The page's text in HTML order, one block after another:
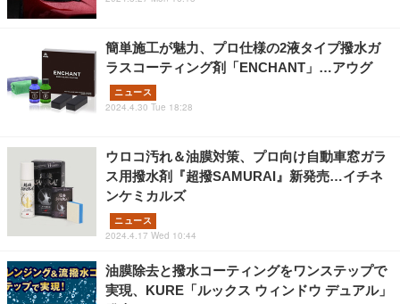
簡単施工が魅力、プロ仕様の2液タイプ撥水ガ
ラスコーティング剤「ENCHANT」…アウグ
ニュース
2024.4.30 Tue 18:28
ウロコ汚れ＆油膜対策、プロ向け自動車窓ガラ
ス用撥水剤『超撥SAMURAI』新発売…イチネ
ンケミカルズ
ニュース
2024.4.17 Wed 10:44
油膜除去と撥水コーティングをワンステップで
実現、KURE「ルックス ウィンドウ デュアル」